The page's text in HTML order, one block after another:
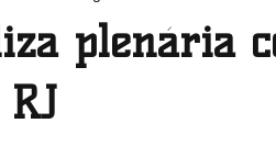
Pernambuco
plenária